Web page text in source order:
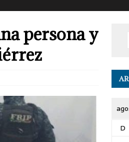
persona y
D